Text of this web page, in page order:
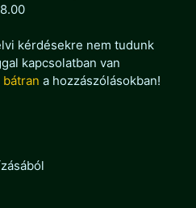
kérdésekre nem tudunk
kapcsolatban van
a hozzászólásokban!